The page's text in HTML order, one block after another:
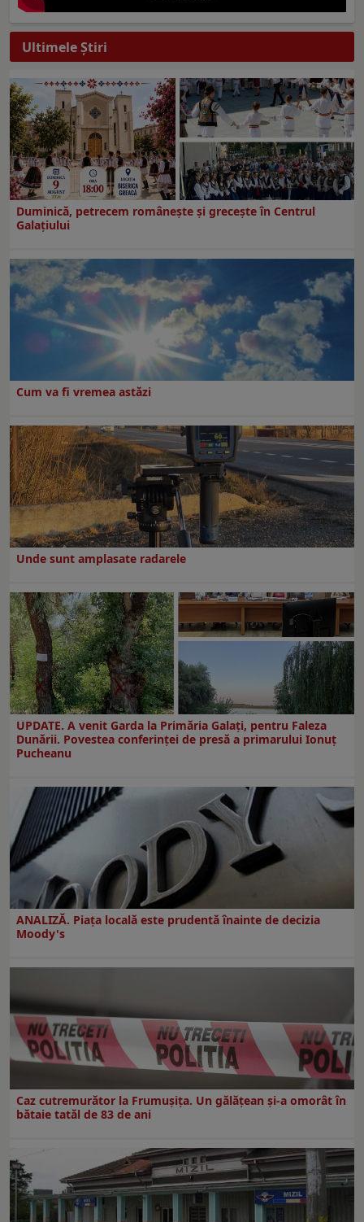
Ultimele Ştiri
Duminică, petrecem româneşte şi greceşte în Centrul
Galaţiului
Cum va fi vremea astăzi
Unde sunt amplasate radarele
UPDATE. A venit Garda la Primăria Galaţi, pentru Faleza
Dunării. Povestea conferinţei de presă a primarului Ionuţ
Pucheanu
ANALIZĂ. Piața locală este prudentă înainte de decizia
Moody's
Caz cutremurător la Frumușița. Un gălățean și-a omorât în
bătaie tatăl de 83 de ani